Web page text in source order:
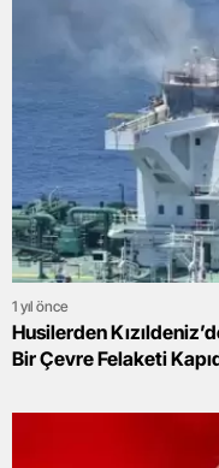
1 yıl önce
Husilerden
Bir Çevre Felaketi